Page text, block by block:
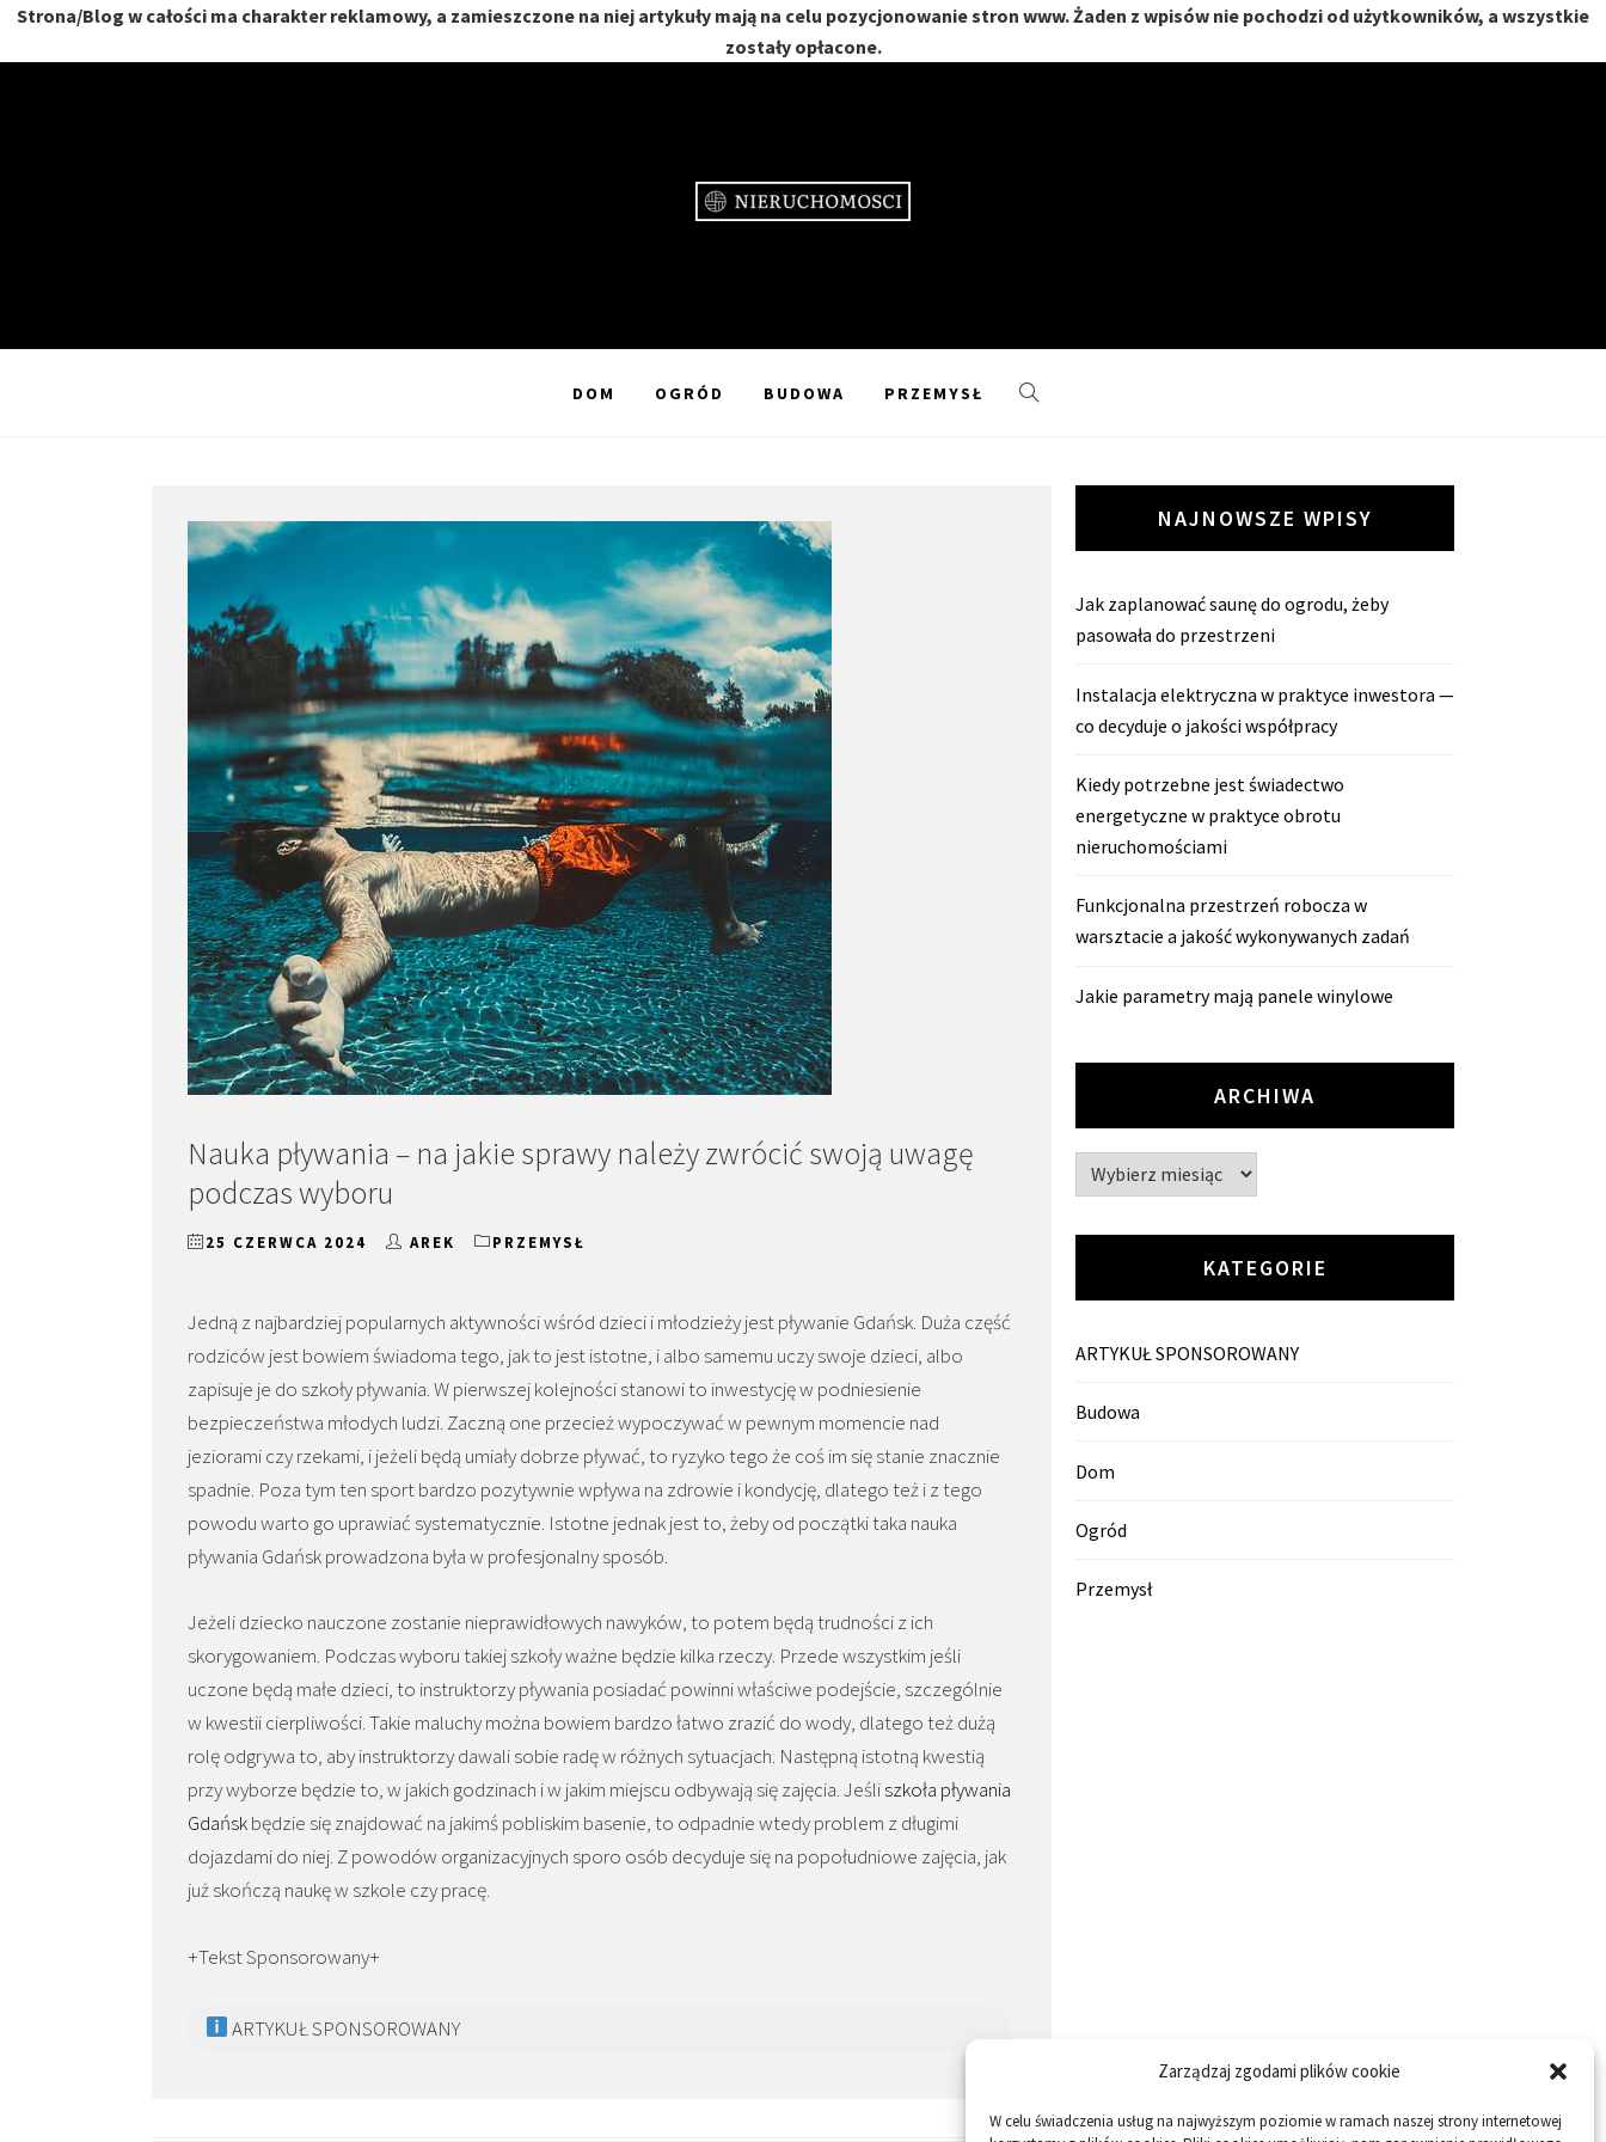
Zarządzaj zgodami plików cookie
W celu świadczenia usług na najwyższym poziomie w ramach naszej strony internetowej
Strona/Blog w całości ma charakter reklamowy, a zamieszczone na niej artykuły mają na celu pozycjonowanie stron www. Żaden z wpisów nie pochodzi od użytkowników, a wszystkie
zostały opłacone.
DOM OGRÓD BUDOWA PRZEMYSŁ
Nauka pływania – na jakie sprawy należy zwrócić swoją uwagę
podczas wyboru
25 CZERWCA 2024 AREK PRZEMYSŁ
Jedną z najbardziej popularnych aktywności wśród dzieci i młodzieży jest pływanie Gdańsk. Duża część
rodziców jest bowiem świadoma tego, jak to jest istotne, i albo samemu uczy swoje dzieci, albo
zapisuje je do szkoły pływania. W pierwszej kolejności stanowi to inwestycję w podniesienie
bezpieczeństwa młodych ludzi. Zaczną one przecież wypoczywać w pewnym momencie nad
jeziorami czy rzekami, i jeżeli będą umiały dobrze pływać, to ryzyko tego że coś im się stanie znacznie
spadnie. Poza tym ten sport bardzo pozytywnie wpływa na zdrowie i kondycję, dlatego też i z tego
powodu warto go uprawiać systematycznie. Istotne jednak jest to, żeby od początki taka nauka
pływania Gdańsk prowadzona była w profesjonalny sposób.
Jeżeli dziecko nauczone zostanie nieprawidłowych nawyków, to potem będą trudności z ich
skorygowaniem. Podczas wyboru takiej szkoły ważne będzie kilka rzeczy. Przede wszystkim jeśli
uczone będą małe dzieci, to instruktorzy pływania posiadać powinni właściwe podejście, szczególnie
w kwestii cierpliwości. Takie maluchy można bowiem bardzo łatwo zrazić do wody, dlatego też dużą
rolę odgrywa to, aby instruktorzy dawali sobie radę w różnych sytuacjach. Następną istotną kwestią
przy wyborze będzie to, w jakich godzinach i w jakim miejscu odbywają się zajęcia. Jeśliszkoła pływania
Gdańskbędzie się znajdować na jakimś pobliskim basenie, to odpadnie wtedy problem z długimi
dojazdami do niej. Z powodów organizacyjnych sporo osób decyduje się na popołudniowe zajęcia, jak
już skończą naukę w szkole czy pracę.
+Tekst Sponsorowany+
ARTYKUŁ SPONSOROWANY
NAJNOWSZE WPISY
Jak zaplanować saunę do ogrodu, żeby
pasowała do przestrzeni
Instalacja elektryczna w praktyce inwestora —
co decyduje o jakości współpracy
Kiedy potrzebne jest świadectwo
energetyczne w praktyce obrotu
nieruchomościami
Funkcjonalna przestrzeń robocza w
warsztacie a jakość wykonywanych zadań
Jakie parametry mają panele winylowe
ARCHIWA
Archiwa
KATEGORIE
ARTYKUŁ SPONSOROWANY
Budowa
Dom
Ogród
Przemysł